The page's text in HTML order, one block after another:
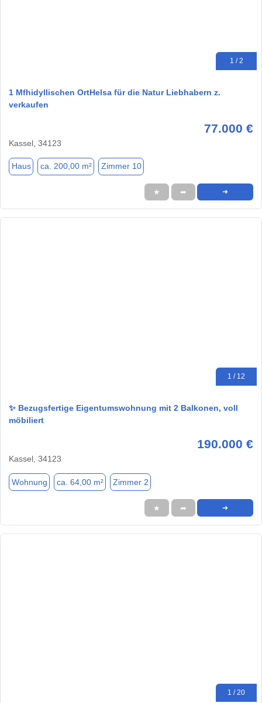
1 / 2
1 Mfhidyllischen OrtHelsa für die Natur Liebhabern z.
verkaufen
77.000 €
Kassel, 34123
Haus ca. 200,00 m² Zimmer 10
★ ➦ ➜
1 / 12
✨ Bezugsfertige Eigentumswohnung mit 2 Balkonen, voll
möbiliert
190.000 €
Kassel, 34123
Wohnung ca. 64,00 m² Zimmer 2
★ ➦ ➜
1 / 20